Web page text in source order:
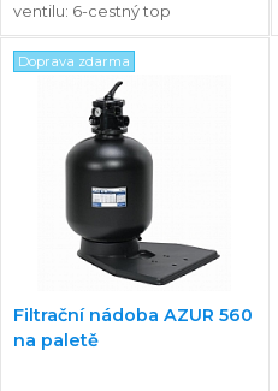
ventilu: 6-cestný top
Doprava zdarma
Filtrační nádoba AZUR 560
na paletě